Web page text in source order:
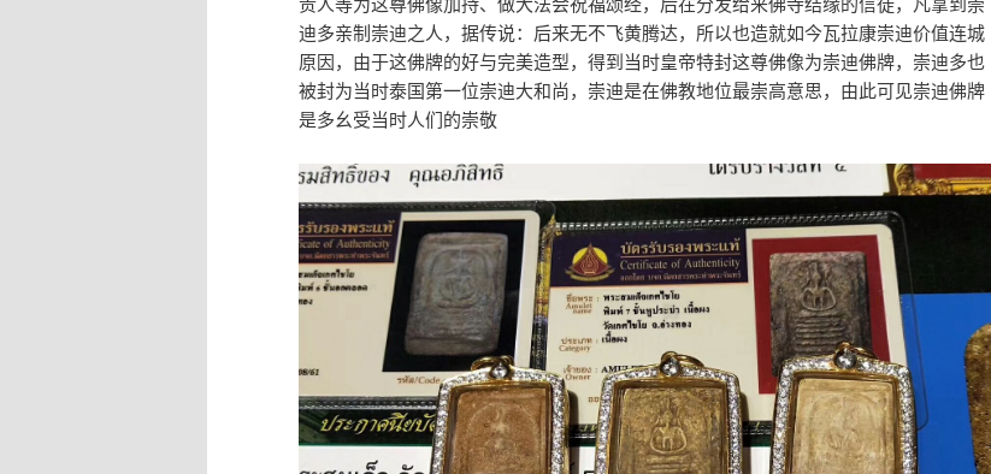
迪多亲制崇迪之人，据传说：后来无不飞黄腾达，所以也造就如今瓦拉康崇迪价值连城
原因，由于这佛牌的好与完美造型，得到当时皇帝特封这尊佛像为崇迪佛牌，崇迪多也
被封为当时泰国第一位崇迪大和尚，崇迪是在佛教地位最崇高意思，由此可见崇迪佛牌
是多幺受当时人们的崇敬